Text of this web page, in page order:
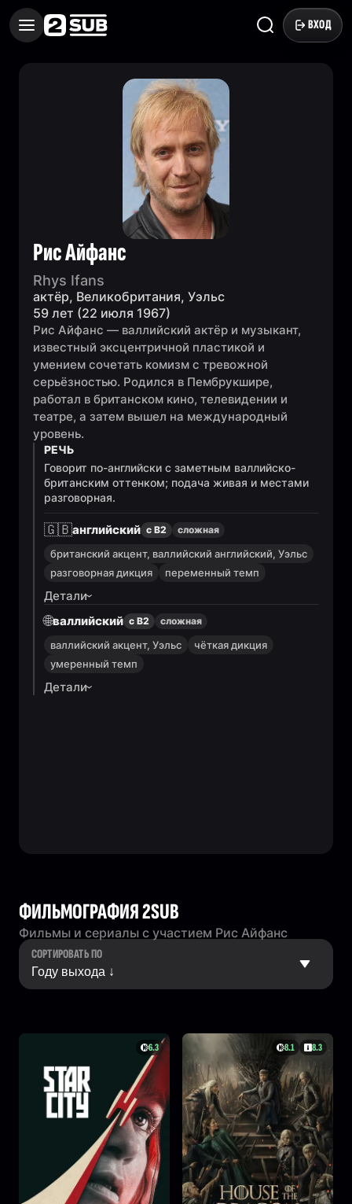
ВХОД
Рис Айфанс
Rhys Ifans
актёр, Великобритания, Уэльс
59 лет (22 июля 1967)
Рис Айфанс — валлийский актёр и музыкант,
известный эксцентричной пластикой и
умением сочетать комизм с тревожной
серьёзностью. Родился в Пембрукшире,
работал в британском кино, телевидении и
театре, а затем вышел на международный
уровень.
РЕЧЬ
Говорит по-английски с заметным валлийско-
британским оттенком; подача живая и местами
разговорная.
🇬🇧английский с B2 сложная
британский акцент, валлийский английский, Уэльс
разговорная дикция
переменный темп
Детали
🌐валлийский с B2 сложная
валлийский акцент, Уэльс
чёткая дикция
умеренный темп
Детали
ФИЛЬМОГРАФИЯ 2SUB
Фильмы и сериалы с участием Рис Айфанс
СОРТИРОВАТЬ ПО
6.3 8.1 8.3